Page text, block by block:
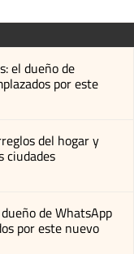
el dueño de
por este
del hogar y
ciudades
de WhatsApp
por este nuevo